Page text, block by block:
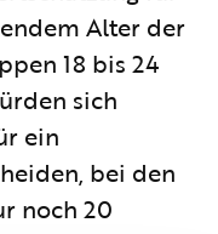
Alter der
18 bis 24
sich
ein
bei den
noch 20